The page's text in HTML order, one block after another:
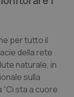
per tutto il
della rete
naturale, in
sulla
sta a cuore